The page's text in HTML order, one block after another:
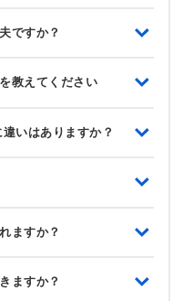
ですか？
教えてください
いはありますか？
ますか？
ますか？